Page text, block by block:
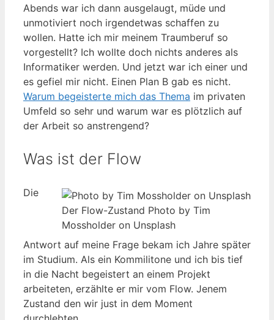
Abends war ich dann ausgelaugt, müde und
unmotiviert noch irgendetwas schaffen zu
wollen. Hatte ich mir meinem Traumberuf so
vorgestellt? Ich wollte doch nichts anderes als
Informatiker werden. Und jetzt war ich einer und
es gefiel mir nicht. Einen Plan B gab es nicht.
Warum begeisterte mich das Thema im privaten
Umfeld so sehr und warum war es plötzlich auf
der Arbeit so anstrengend?
Was ist der Flow
Der Flow-Zustand Photo by Tim
Mossholder on Unsplash
Die
Antwort auf meine Frage bekam ich Jahre später
im Studium. Als ein Kommilitone und ich bis tief
in die Nacht begeistert an einem Projekt
arbeiteten, erzählte er mir vom Flow. Jenem
Zustand den wir just in dem Moment